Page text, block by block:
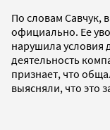
По словам Савчук,
официально. Ее
нарушила условия
деятельность
признает, что
выясняли, что это